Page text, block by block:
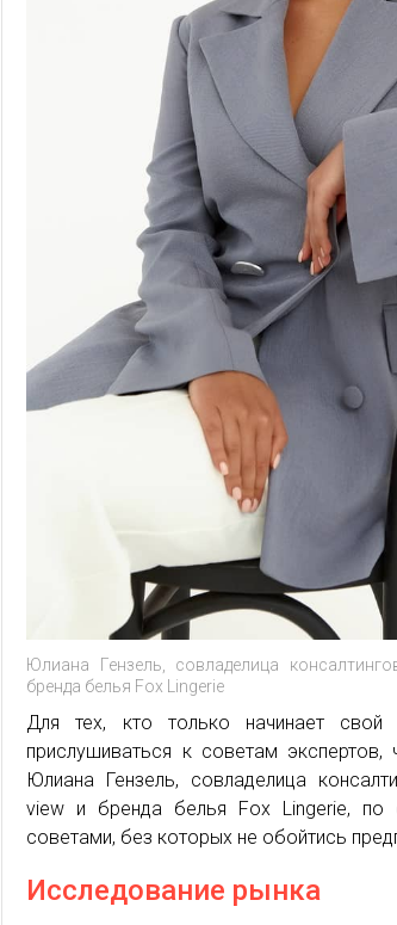
Юлиана Гензель, совладелица
бренда белья Fox Lingerie
Для тех, кто только начинает
прислушиваться к советам экспертов,
Юлиана Гензель, совладелица
view и бренда белья Fox Lingerie, по
советами, без которых не обойтись
Исследование рынка